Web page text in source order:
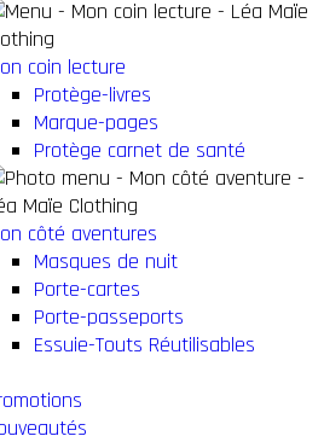
coin lecture
Protège-livres
Marque-pages
Protège carnet de santé
côté aventures
Masques de nuit
Porte-cartes
Porte-passeports
Essuie-Touts Réutilisables